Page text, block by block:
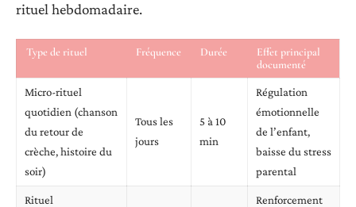
rituel hebdomadaire.
Type de rituel Fréquence Durée
Effet principal
documenté
Micro-rituel
quotidien (chanson
du retour de
crèche, histoire du
soir)
Tous les
jours
5 à 10
min
Régulation
émotionnelle
de l’enfant,
baisse du stress
parental
Rituel
Renforcement